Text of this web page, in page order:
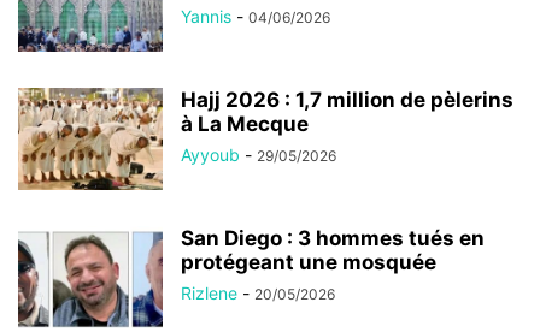
Yannis - 04/06/2026
Hajj 2026 : 1,7 million de pèlerins
à La Mecque
Ayyoub - 29/05/2026
San Diego : 3 hommes tués en
protégeant une mosquée
Rizlene - 20/05/2026